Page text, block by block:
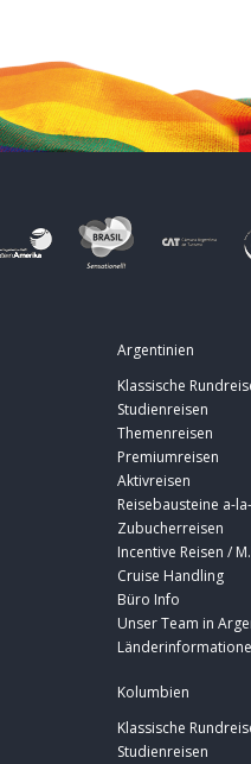
Argentinien
Klassische
Studienreisen
Themenreisen
Premiumreisen
Aktivreisen
Reisebausteine a-
Zubucherreisen
Incentive Reisen /
Cruise Handling
Büro Info
Unser Team in
Kolumbien
Klassische
Studienreisen